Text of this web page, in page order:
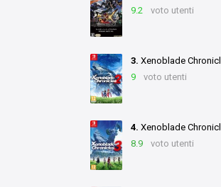
9.2
voto utenti
3. Xenoblade Chronicles 2
9
voto utenti
4. Xenoblade Chronicles 3
8.9
voto utenti